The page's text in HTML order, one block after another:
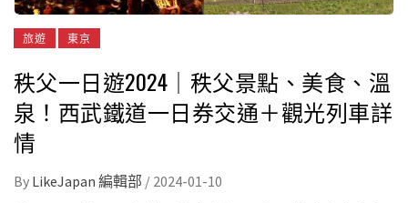
旅遊 東京
秩父一日遊2024｜秩父景點、美食、溫
泉！西武鐵道一日券交通＋觀光列車詳
情
By LikeJapan 編輯部 / 2024-01-10